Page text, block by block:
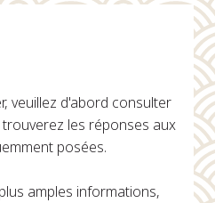
veuillez d'abord consulter
trouverez les réponses aux
posées.
amples informations,